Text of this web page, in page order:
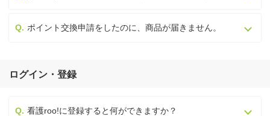
ポイント交換申請をしたのに、商品が届きません。
ログイン・登録
看護roo!に登録すると何ができますか？